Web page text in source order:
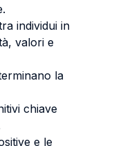
individui in
valori e
la
chiave
e le